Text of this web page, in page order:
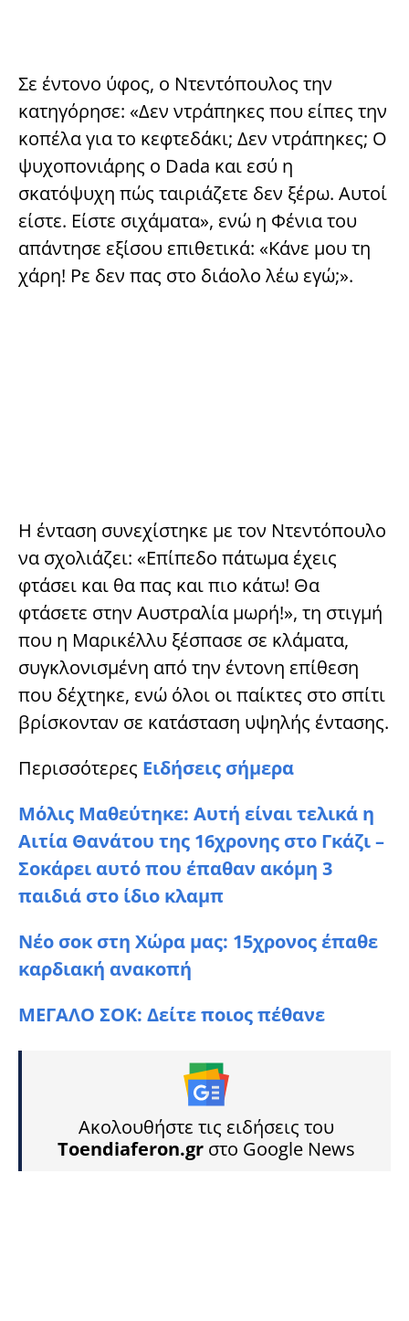
Σε έντονο ύφος, ο Ντεντόπουλος την
κατηγόρησε: «Δεν ντράπηκες που είπες την
κοπέλα για το κεφτεδάκι; Δεν ντράπηκες; Ο
ψυχοπονιάρης ο Dada και εσύ η
σκατόψυχη πώς ταιριάζετε δεν ξέρω. Αυτοί
είστε. Είστε σιχάματα», ενώ η Φένια του
απάντησε εξίσου επιθετικά: «Κάνε μου τη
χάρη! Ρε δεν πας στο διάολο λέω εγώ;».
Η ένταση συνεχίστηκε με τον Ντεντόπουλο
να σχολιάζει: «Επίπεδο πάτωμα έχεις
φτάσει και θα πας και πιο κάτω! Θα
φτάσετε στην Αυστραλία μωρή!», τη στιγμή
που η Μαρικέλλυ ξέσπασε σε κλάματα,
συγκλονισμένη από την έντονη επίθεση
που δέχτηκε, ενώ όλοι οι παίκτες στο σπίτι
βρίσκονταν σε κατάσταση υψηλής έντασης.
Περισσότερες Ειδήσεις σήμερα
Μόλις Μαθεύτηκε: Αυτή είναι τελικά η
Αιτία Θανάτου της 16χρονης στο Γκάζι –
Σοκάρει αυτό που έπαθαν ακόμη 3
παιδιά στο ίδιο κλαμπ
Νέο σοκ στη Χώρα μας: 15χρονος έπαθε
καρδιακή ανακοπή
ΜΕΓΑΛΟ ΣΟK: Δείτε ποιος πέθανε
Ακολουθήστε τις ειδήσεις του
Toendiaferon.gr στο Google News